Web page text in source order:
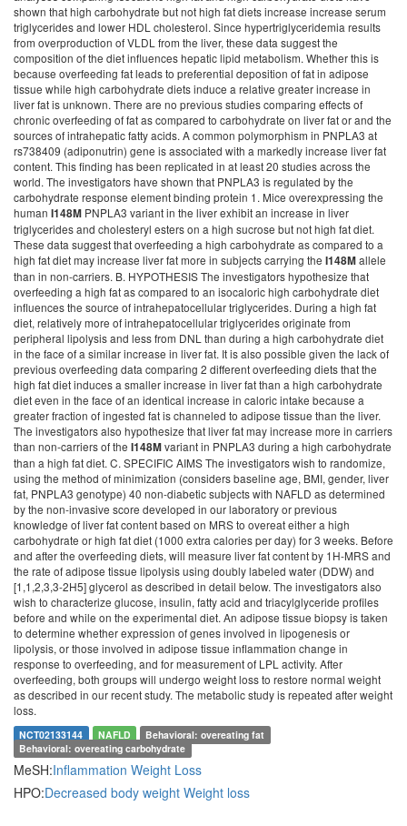
shown that high carbohydrate but not high fat diets increase increase serum
triglycerides and lower HDL cholesterol. Since hypertriglyceridemia results
from overproduction of VLDL from the liver, these data suggest the
composition of the diet influences hepatic lipid metabolism. Whether this is
because overfeeding fat leads to preferential deposition of fat in adipose
tissue while high carbohydrate diets induce a relative greater increase in
liver fat is unknown. There are no previous studies comparing effects of
chronic overfeeding of fat as compared to carbohydrate on liver fat or and the
sources of intrahepatic fatty acids. A common polymorphism in PNPLA3 at
rs738409 (adiponutrin) gene is associated with a markedly increase liver fat
content. This finding has been replicated in at least 20 studies across the
world. The investigators have shown that PNPLA3 is regulated by the
carbohydrate response element binding protein 1. Mice overexpressing the
human I148M PNPLA3 variant in the liver exhibit an increase in liver
triglycerides and cholesteryl esters on a high sucrose but not high fat diet.
These data suggest that overfeeding a high carbohydrate as compared to a
high fat diet may increase liver fat more in subjects carrying the I148Mallele
than in non-carriers. B. HYPOTHESIS The investigators hypothesize that
overfeeding a high fat as compared to an isocaloric high carbohydrate diet
influences the source of intrahepatocellular triglycerides. During a high fat
diet, relatively more of intrahepatocellular triglycerides originate from
peripheral lipolysis and less from DNL than during a high carbohydrate diet
in the face of a similar increase in liver fat. It is also possible given the lack of
previous overfeeding data comparing 2 different overfeeding diets that the
high fat diet induces a smaller increase in liver fat than a high carbohydrate
diet even in the face of an identical increase in caloric intake because a
greater fraction of ingested fat is channeled to adipose tissue than the liver.
The investigators also hypothesize that liver fat may increase more in carriers
than non-carriers of the I148Mvariant in PNPLA3 during a high carbohydrate
than a high fat diet. C. SPECIFIC AIMS The investigators wish to randomize,
using the method of minimization (considers baseline age, BMI, gender, liver
fat, PNPLA3 genotype) 40 non-diabetic subjects with NAFLD as determined
by the non-invasive score developed in our laboratory or previous
knowledge of liver fat content based on MRS to overeat either a high
carbohydrate or high fat diet (1000 extra calories per day) for 3 weeks. Before
and after the overfeeding diets, will measure liver fat content by 1H-MRS and
the rate of adipose tissue lipolysis using doubly labeled water (DDW) and
[1,1,2,3,3-2H5] glycerol as described in detail below. The investigators also
wish to characterize glucose, insulin, fatty acid and triacylglyceride profiles
before and while on the experimental diet. An adipose tissue biopsy is taken
to determine whether expression of genes involved in lipogenesis or
lipolysis, or those involved in adipose tissue inflammation change in
response to overfeeding, and for measurement of LPL activity. After
overfeeding, both groups will undergo weight loss to restore normal weight
as described in our recent study. The metabolic study is repeated after weight
loss.
NCT02133144 NAFLD
Behavioral: overeating fat
Behavioral: overeating carbohydrate
MeSH:Inflammation Weight Loss
HPO:Decreased body weight Weight loss